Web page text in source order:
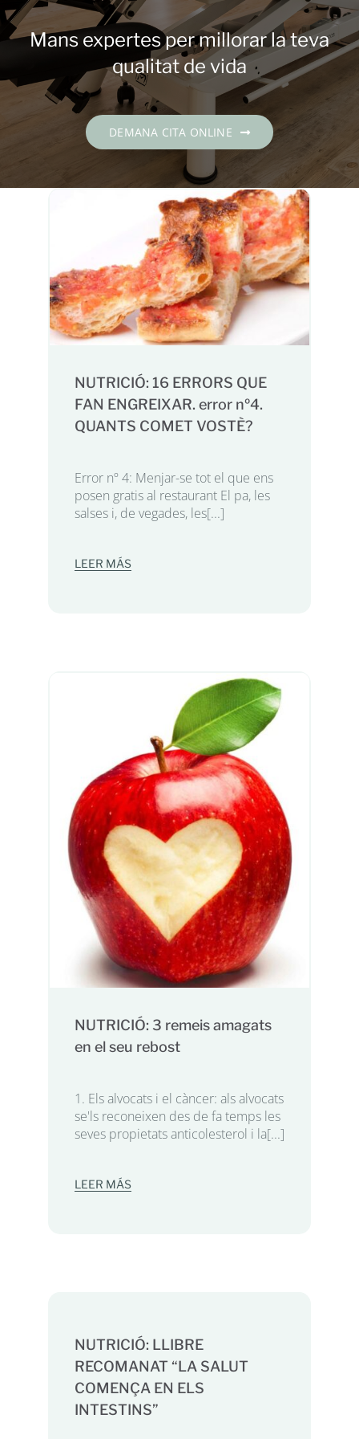
Contacte
Català
Mans expertes per millorar la teva
qualitat de vida
DEMANA CITA ONLINE
NUTRICIÓ: 16 ERRORS QUE
FAN ENGREIXAR. error nº4.
QUANTS COMET VOSTÈ?
Error nº 4: Menjar-se tot el que ens
posen gratis al restaurant El pa, les
salses i, de vegades, les[...]
LEER MÁS
NUTRICIÓ: 3 remeis amagats
en el seu rebost
1. Els alvocats i el càncer: als alvocats
se'ls reconeixen des de fa temps les
seves propietats anticolesterol i la[...]
LEER MÁS
NUTRICIÓ: LLIBRE
RECOMANAT “LA SALUT
COMENÇA EN ELS
INTESTINS”